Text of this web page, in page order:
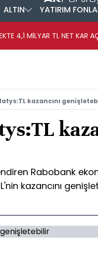
ALTIN YATIRIM
4,1 MİLYAR TL NET KAR
kazancını
Rabobank
kazancını